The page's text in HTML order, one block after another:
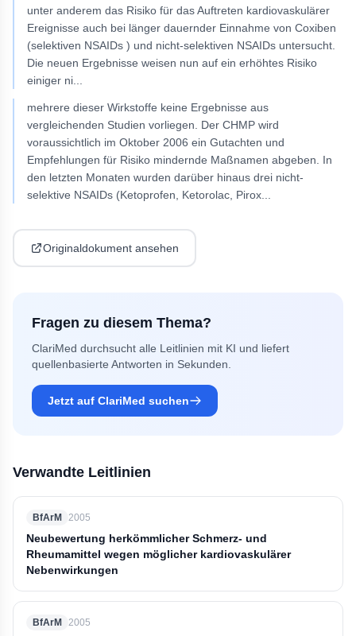
unter anderem das Risiko für das Auftreten kardiovaskulärer
Ereignisse auch bei länger dauernder Einnahme von Coxiben
(selektiven NSAIDs ) und nicht-selektiven NSAIDs untersucht.
Die neuen Ergebnisse weisen nun auf ein erhöhtes Risiko
einiger ni
mehrere dieser Wirkstoffe keine Ergebnisse aus
vergleichenden Studien vorliegen. Der CHMP wird
voraussichtlich im Oktober 2006 ein Gutachten und
Empfehlungen für Risiko mindernde Maßnamen abgeben. In
den letzten Monaten wurden darüber hinaus drei nicht-
selektive NSAIDs (Ketoprofen, Ketorolac, Pirox
Originaldokument ansehen
Fragen zu diesem Thema?
ClariMed durchsucht alle Leitlinien mit KI und liefert
quellenbasierte Antworten in Sekunden.
Jetzt auf ClariMed suchen
Verwandte Leitlinien
BfArM 2005
Neubewertung herkömmlicher Schmerz- und
Rheumamittel wegen möglicher kardiovaskulärer
Nebenwirkungen
BfArM 2005